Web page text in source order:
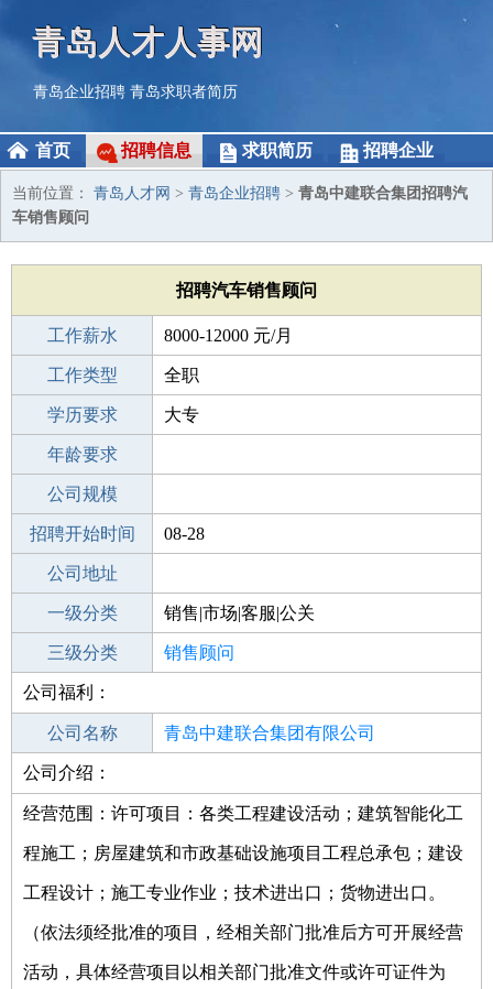
青岛人才人事网
青岛企业招聘 青岛求职者简历
首页 招聘信息 求职简历 招聘企业
当前位置： 青岛人才网 > 青岛企业招聘 > 青岛中建联合集团招聘汽
车销售顾问
招聘汽车销售顾问
工作薪水 8000-12000 元/月
招聘人数 1人
工作类型 全职
性别要求 -
学历要求 大专
工作经验
年龄要求
工作地点
公司规模
公司电话
招聘开始时间 08-28
招聘结束时间
公司地址
一级分类 销售|市场|客服|公关
二级分类 销售
三级分类 销售顾问
其他行业
公司福利：
公司名称 青岛中建联合集团有限公司
公司类型
独资)
公司介绍：
经营范围：许可项目：各类工程建设活动；建筑智能化工
程施工；房屋建筑和市政基础设施项目工程总承包；建设
工程设计；施工专业作业；技术进出口；货物进出口。
（依法须经批准的项目，经相关部门批准后方可开展经营
活动，具体经营项目以相关部门批准文件或许可证件为